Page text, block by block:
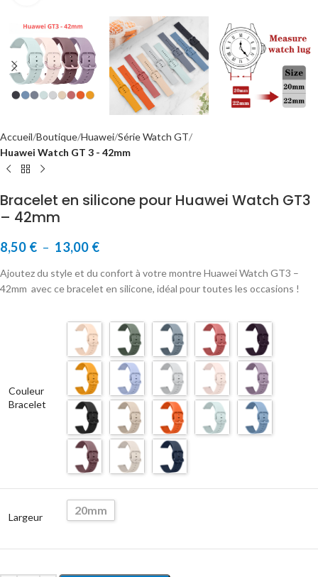
Accueil Boutique Huawei Série Watch GT
Huawei Watch GT 3 - 42mm
Bracelet en silicone pour Huawei Watch GT3
– 42mm
8,50 € – 13,00 €
Ajoutez du style et du confort à votre montre Huawei Watch GT3 –
42mm avec ce bracelet en silicone, idéal pour toutes les occasions !
Couleur
Bracelet
Largeur
20mm